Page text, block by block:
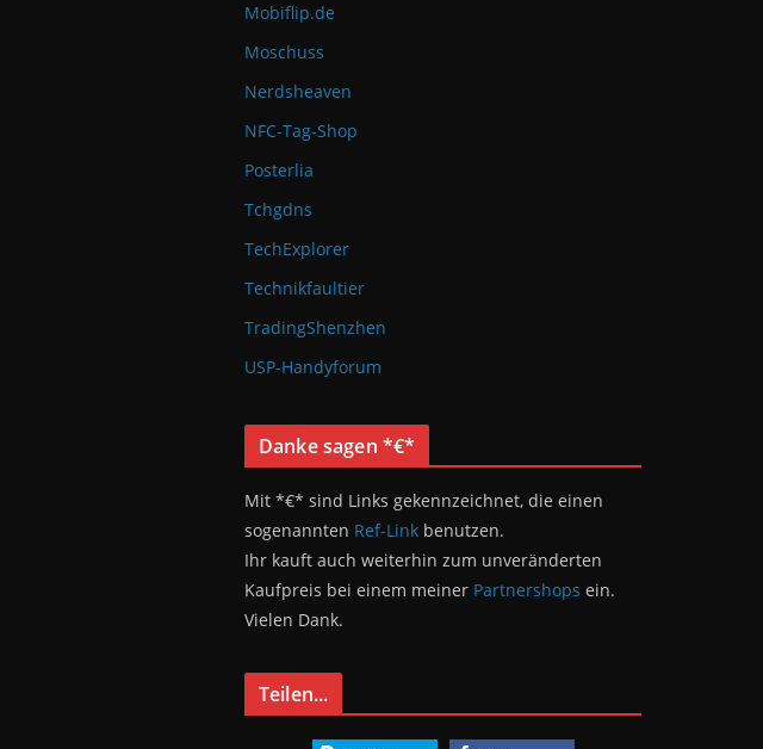
Mobiflip.de
Moschuss
Nerdsheaven
NFC-Tag-Shop
Posterlia
Tchgdns
TechExplorer
Technikfaultier
TradingShenzhen
USP-Handyforum
Danke sagen *€*
Mit *€* sind Links gekennzeichnet, die einen
sogenannten Ref-Link benutzen.
Ihr kauft auch weiterhin zum unveränderten
Kaufpreis bei einem meiner Partnershops ein.
Vielen Dank.
Teilen...